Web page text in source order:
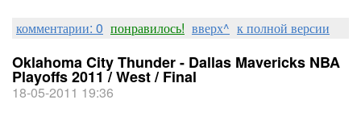
комментарии: 0 понравилось! вверх^ к полной версии
Oklahoma City Thunder - Dallas Mavericks NBA
Playoffs 2011 / West / Final
18-05-2011 19:36